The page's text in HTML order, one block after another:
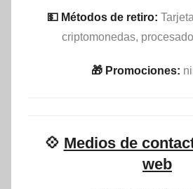
💵​ Métodos de retiro:
criptomonedas,
🎁 Promociones:
💠 Medios de
web